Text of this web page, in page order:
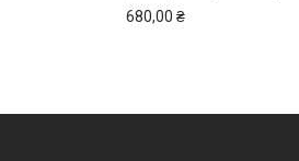
680,00 ₴